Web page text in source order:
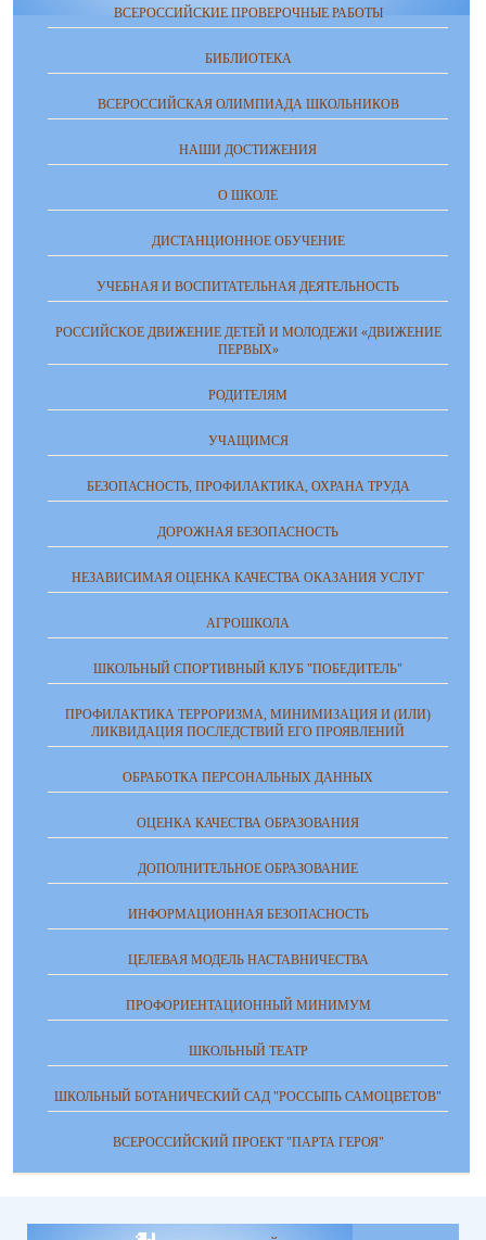
ВСЕРОССИЙСКИЕ ПРОВЕРОЧНЫЕ РАБОТЫ
БИБЛИОТЕКА
ВСЕРОССИЙСКАЯ ОЛИМПИАДА ШКОЛЬНИКОВ
НАШИ ДОСТИЖЕНИЯ
О ШКОЛЕ
ДИСТАНЦИОННОЕ ОБУЧЕНИЕ
УЧЕБНАЯ И ВОСПИТАТЕЛЬНАЯ ДЕЯТЕЛЬНОСТЬ
РОССИЙСКОЕ ДВИЖЕНИЕ ДЕТЕЙ И МОЛОДЕЖИ «ДВИЖЕНИЕ
ПЕРВЫХ»
РОДИТЕЛЯМ
УЧАЩИМСЯ
БЕЗОПАСНОСТЬ, ПРОФИЛАКТИКА, ОХРАНА ТРУДА
ДОРОЖНАЯ БЕЗОПАСНОСТЬ
НЕЗАВИСИМАЯ ОЦЕНКА КАЧЕСТВА ОКАЗАНИЯ УСЛУГ
АГРОШКОЛА
ШКОЛЬНЫЙ СПОРТИВНЫЙ КЛУБ "ПОБЕДИТЕЛЬ"
ПРОФИЛАКТИКА ТЕРРОРИЗМА, МИНИМИЗАЦИЯ И (ИЛИ)
ЛИКВИДАЦИЯ ПОСЛЕДСТВИЙ ЕГО ПРОЯВЛЕНИЙ
ОБРАБОТКА ПЕРСОНАЛЬНЫХ ДАННЫХ
ОЦЕНКА КАЧЕСТВА ОБРАЗОВАНИЯ
ДОПОЛНИТЕЛЬНОЕ ОБРАЗОВАНИЕ
ИНФОРМАЦИОННАЯ БЕЗОПАСНОСТЬ
ЦЕЛЕВАЯ МОДЕЛЬ НАСТАВНИЧЕСТВА
ПРОФОРИЕНТАЦИОННЫЙ МИНИМУМ
ШКОЛЬНЫЙ ТЕАТР
ШКОЛЬНЫЙ БОТАНИЧЕСКИЙ САД "РОССЫПЬ САМОЦВЕТОВ"
ВСЕРОССИЙСКИЙ ПРОЕКТ "ПАРТА ГЕРОЯ"